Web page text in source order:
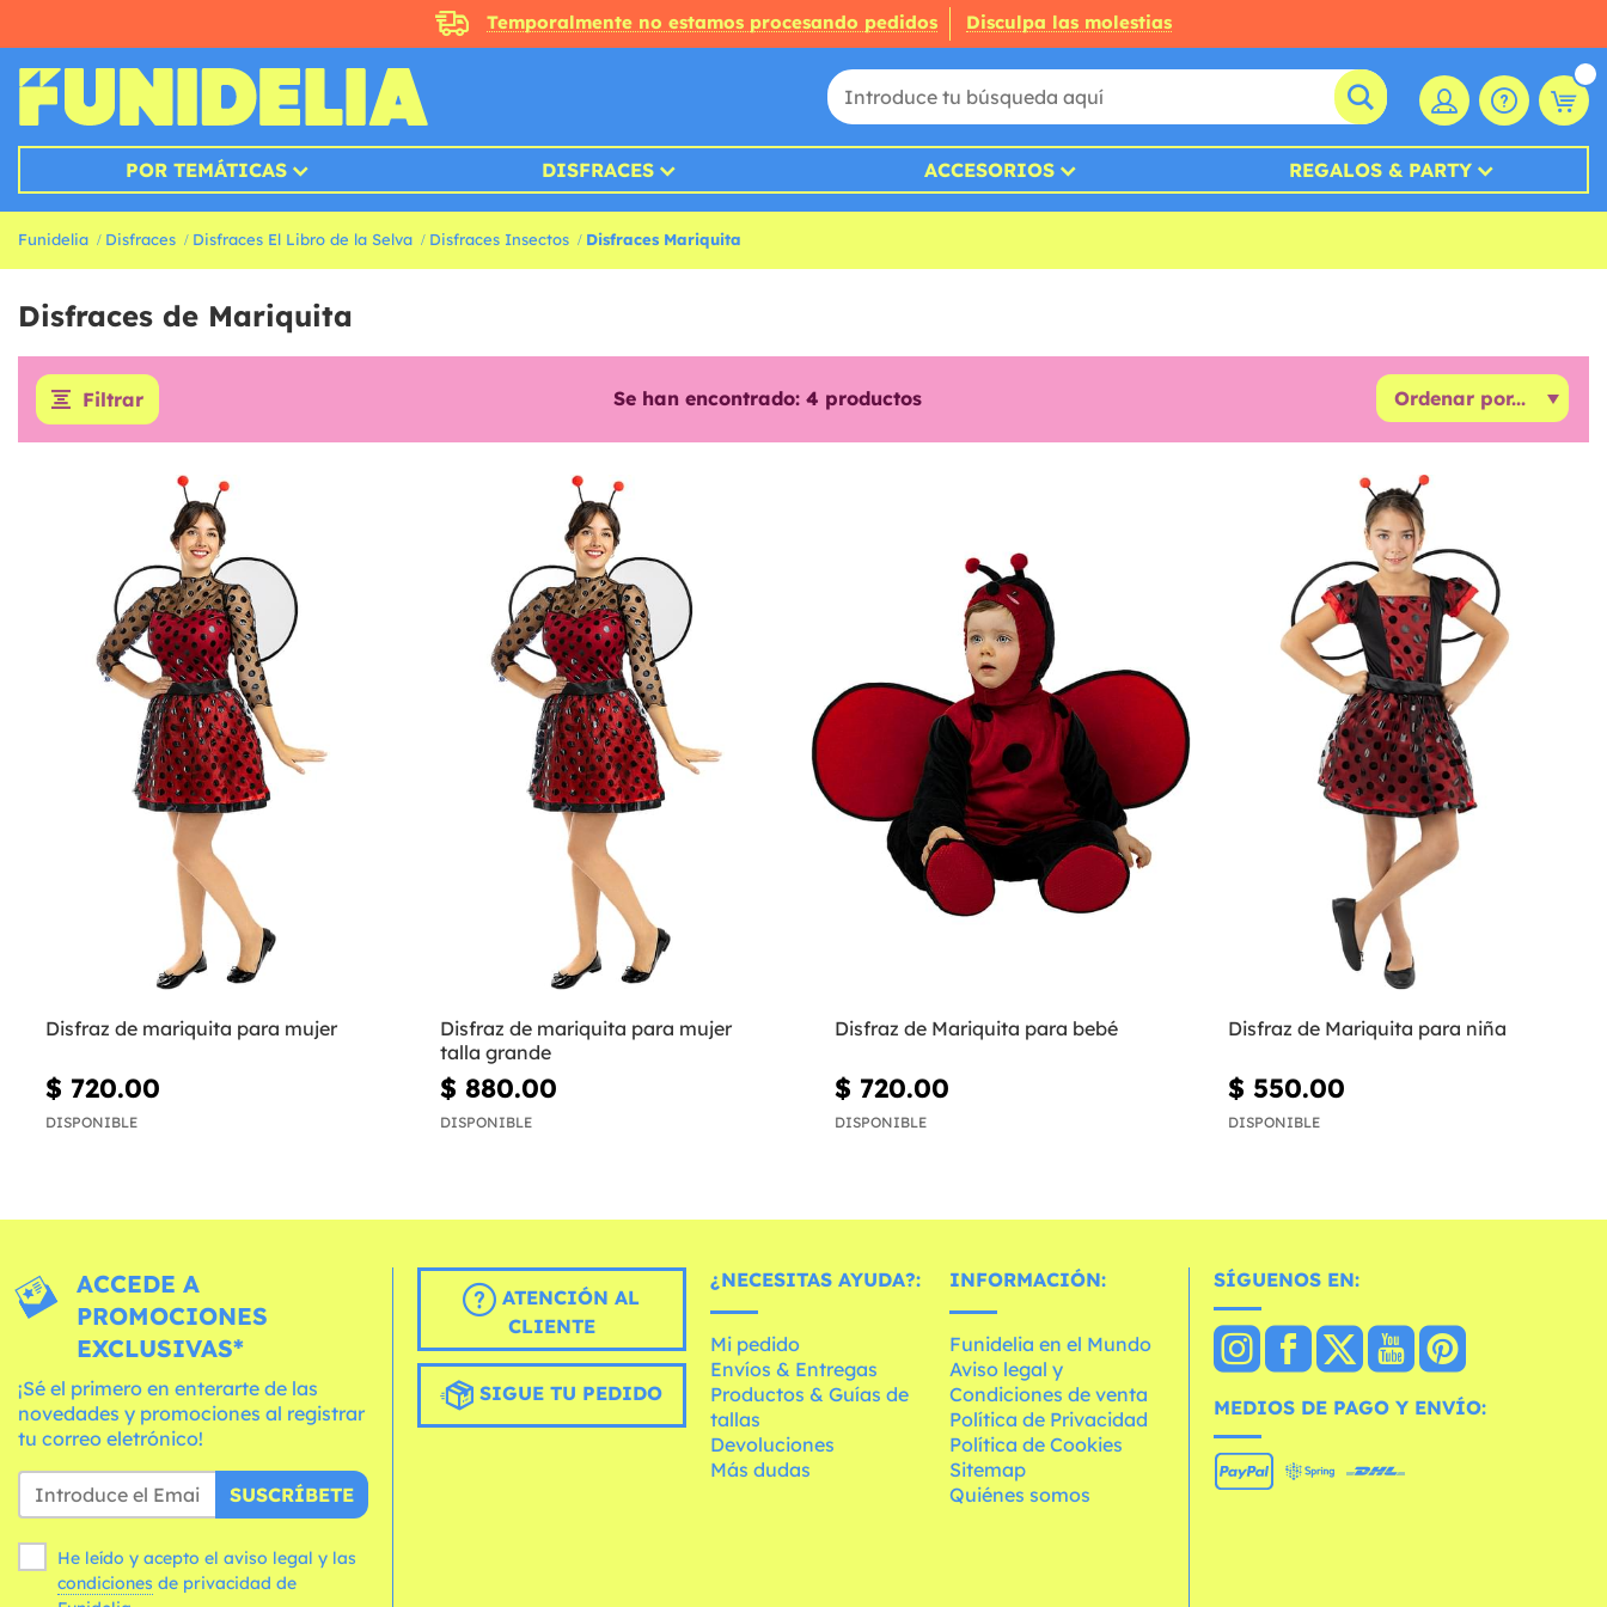
Temporalmente no estamos procesando pedidos Disculpa las molestias
POR TEMÁTICAS DISFRACES ACCESORIOS REGALOS & PARTY
Funidelia Disfraces Disfraces El Libro de la Selva Disfraces Insectos Disfraces Mariquita
Disfraces de Mariquita
Filtrar Se han encontrado: 4 productos
Disfraz de mariquita para mujer
$ 720.00
DISPONIBLE
Disfraz de mariquita para mujer
talla grande
$ 880.00
DISPONIBLE
Disfraz de Mariquita para bebé
$ 720.00
DISPONIBLE
Disfraz de Mariquita para niña
$ 550.00
DISPONIBLE
ACCEDE A
PROMOCIONES
EXCLUSIVAS*
¡Sé el primero en enterarte de las
novedades y promociones al registrar
tu correo eletrónico!
SUSCRÍBETE
He leído y acepto el aviso legal y las
condiciones
ATENCIÓN AL
CLIENTE
SIGUE TU PEDIDO
¿NECESITAS AYUDA?:
Mi pedido
Envíos & Entregas
Productos & Guías de
tallas
Devoluciones
Más dudas
INFORMACIÓN:
Funidelia en el Mundo
Aviso legal y
Condiciones de venta
Política de Privacidad
Política de Cookies
Sitemap
Quiénes somos
SÍGUENOS EN:
MEDIOS DE PAGO Y ENVÍO: